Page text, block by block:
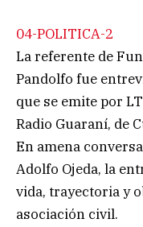
04-POLITICA-2
La referente de
Pandolfo fue
que se emite por
Radio Guaraní, de
En amena
Adolfo Ojeda, la
vida, trayectoria y
asociación civil.